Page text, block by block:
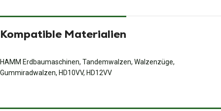
Kompatible Materialien
HAMM Erdbaumaschinen, Tandemwalzen, Walzenzüge,
Gummiradwalzen, HD10VV, HD12VV